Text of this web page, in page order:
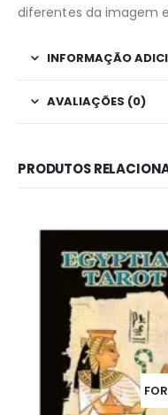
diferentes da imagem
INFORMAÇÃO
AVALIAÇÕES (0)
PRODUTOS